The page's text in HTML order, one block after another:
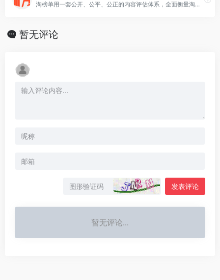
淘榜单用一套公开、公平、公正的内容评估体系，全面衡量淘宝达人的价值，并用数据打通淘宝内容生态的全链路，挖掘中国内容生态中最具消费驱动力的意见领袖。
暂无评论
发表评论
暂无评论...